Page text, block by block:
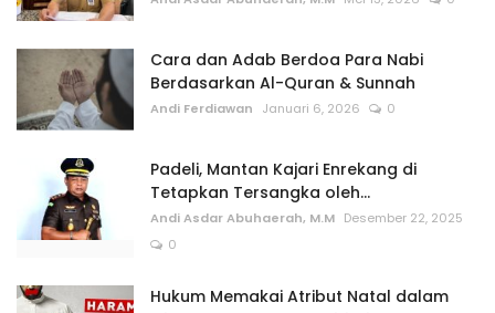
Cara dan Adab Berdoa Para Nabi
Berdasarkan Al-Quran & Sunnah
Andi Ferdiawan Januari 6, 2026 0
Padeli, Mantan Kajari Enrekang di
Tetapkan Tersangka oleh...
Andi Asdar Abuhaerah, M.M Desember 22, 2025
0
Hukum Memakai Atribut Natal dalam